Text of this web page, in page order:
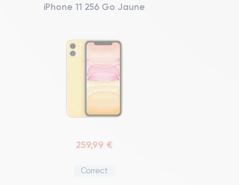
iPhone 11 256 Go Jaune
259,99 €
Correct